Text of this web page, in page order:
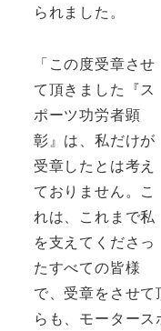
られました。
「この度受章させ
て頂きました『ス
ポーツ功労者顕
彰』は、私だけが
受章したとは考え
ておりません。こ
れは、これまで私
を支えてくださっ
たすべての皆様
で、受章をさせ
らも、モーター